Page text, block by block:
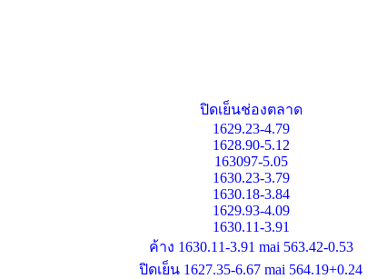
ปิดเย็นช่องตลาด
1629.23-4.79
1628.90-5.12
163097-5.05
1630.23-3.79
1630.18-3.84
1629.93-4.09
1630.11-3.91
ค้าง 1630.11-3.91 mai 563.42-0.53
ปิดเย็น 1627.35-6.67 mai 564.19+0.24